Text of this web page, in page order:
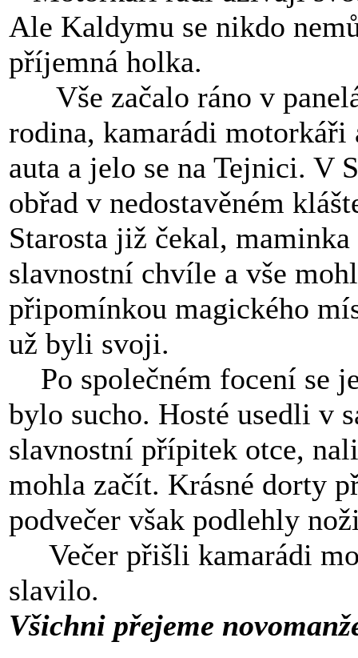
Ale Kaldymu se nikdo
příjemná holka.
Vše začalo ráno v
rodina, kamarádi motorkáři
auta a jelo se na Tejnici. V
obřad v nedostavěném
Starosta již čekal,
slavnostní chvíle a vše
připomínkou magického
už byli svoji.
Po společném focení se
bylo sucho. Hosté usedli v
slavnostní přípitek otce,
mohla začít. Krásné dorty
podvečer však podlehly
Večer přišli kamarádi
slavilo.
Všichni přejeme